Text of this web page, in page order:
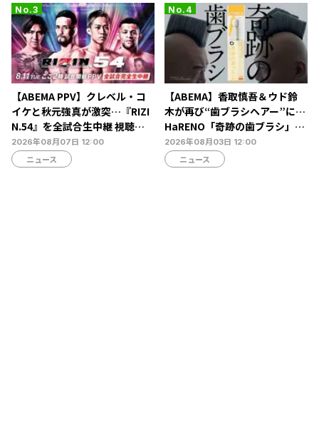
【ABEMA PPV】クレベル・コ
イケと秋元強真が激突…『RIZI
N.54』を全試合生中継 視聴チ
ケット販売中
2026年08月07日 12:00
ニュース
【ABEMA】香取慎吾＆ウド鈴
木が再び“歯ブラシヘアー”に…
HaRENO「奇跡の歯ブラシ」新
TVCMの放映開始
2026年08月03日 12:00
ニュース